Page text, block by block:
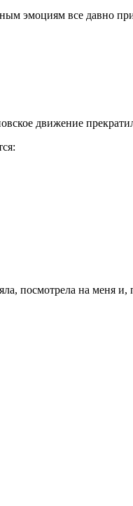
эмоциям все давно
движение
посмотрела на меня и,